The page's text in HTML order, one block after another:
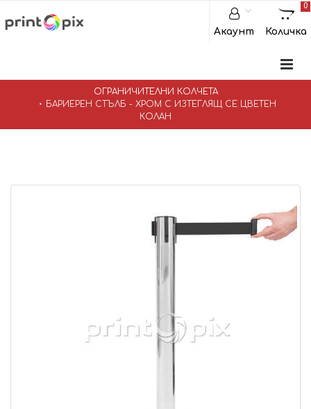
Акаунт
0
Количка
ОГРАНИЧИТЕЛНИ КОЛЧЕТА
БАРИЕРЕН СТЪЛБ - ХРОМ С ИЗТЕГЛЯЩ СЕ ЦВЕТЕН
КОЛАН